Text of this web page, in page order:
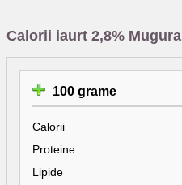
Calorii iaurt 2,8% Mugura
100 grame
Calorii
Proteine
Lipide